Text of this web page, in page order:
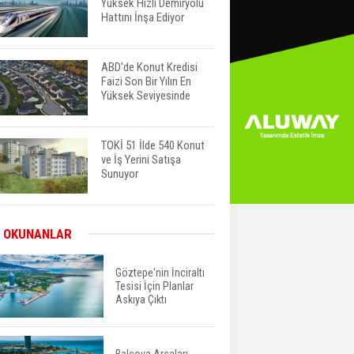
Yüksek Hızlı Demiryolu
Hattını İnşa Ediyor
ABD'de Konut Kredisi
Faizi Son Bir Yılın En
Yüksek Seviyesinde
TOKİ 51 İlde 540 Konut
ve İş Yerini Satışa
Sunuyor
Öne Çıkıyor
TOKİ'nin Kiralık Sosyal
Konut Modeli Kiraları
Düşürür Mü?
OKUNANLAR
Göztepe'nin İnciraltı
Tesisi İçin Planlar
Askıya Çıktı